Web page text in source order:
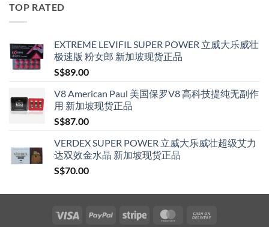
TOP RATED
EXTREME LEVIFIL SUPER POWER 立威大乐威壮
极速版 粉女郎 新加坡现货正品
S$89.00
V8 American Paul 美国保罗V8 高科技提纯无副作
用 新加坡现货正品
S$87.00
VERDEX SUPER POWER 立威大乐威壮超级艾力
达双效金水晶 新加坡现货正品
S$70.00
Visa PayPal Stripe MasterCard